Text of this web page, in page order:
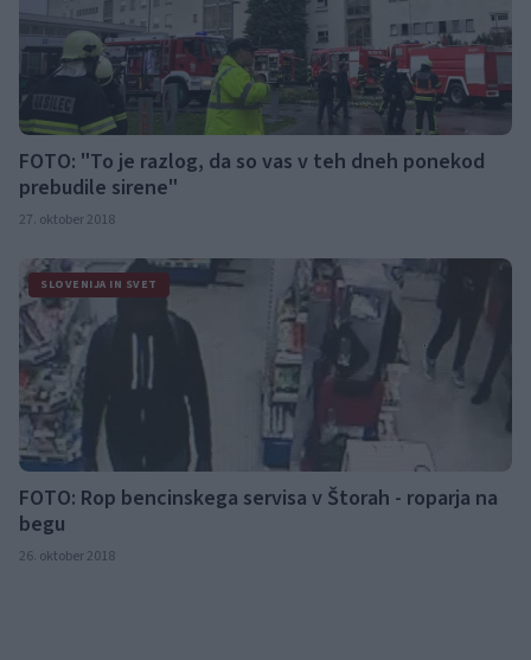
FOTO: "To je razlog, da so vas v teh dneh ponekod
prebudile sirene"
27. oktober 2018
SLOVENIJA IN SVET
FOTO: Rop bencinskega servisa v Štorah - roparja na
begu
26. oktober 2018